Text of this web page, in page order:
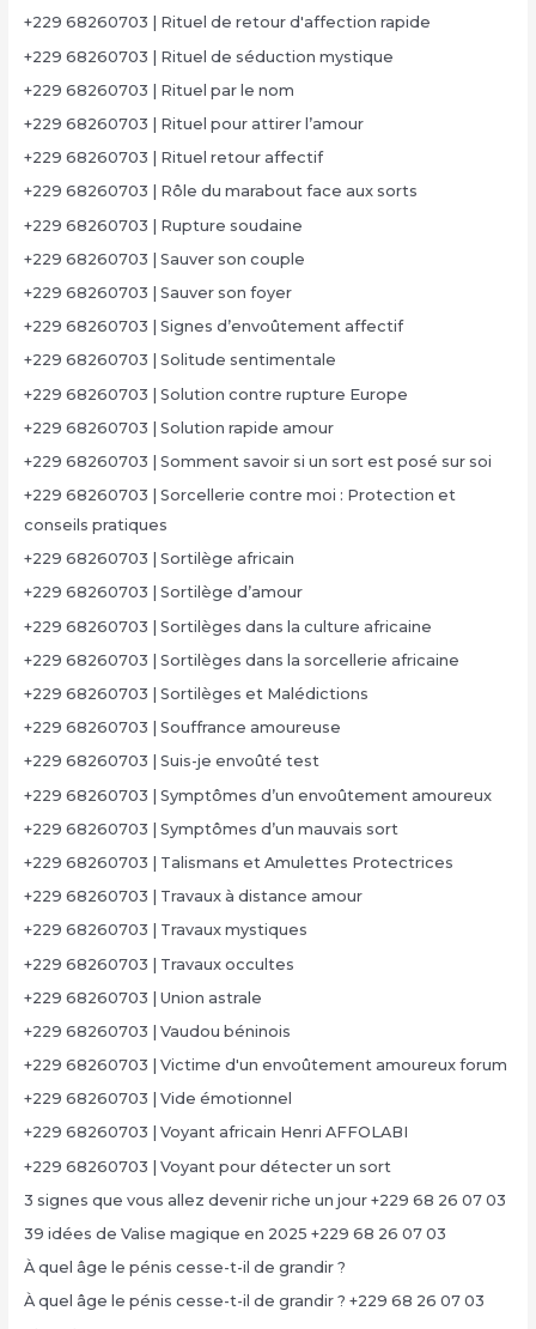
+229 68260703 | Rituel de retour d'affection rapide
+229 68260703 | Rituel de séduction mystique
+229 68260703 | Rituel par le nom
+229 68260703 | Rituel pour attirer l’amour
+229 68260703 | Rituel retour affectif
+229 68260703 | Rôle du marabout face aux sorts
+229 68260703 | Rupture soudaine
+229 68260703 | Sauver son couple
+229 68260703 | Sauver son foyer
+229 68260703 | Signes d’envoûtement affectif
+229 68260703 | Solitude sentimentale
+229 68260703 | Solution contre rupture Europe
+229 68260703 | Solution rapide amour
+229 68260703 | Somment savoir si un sort est posé sur soi
+229 68260703 | Sorcellerie contre moi : Protection et
conseils pratiques
+229 68260703 | Sortilège africain
+229 68260703 | Sortilège d’amour
+229 68260703 | Sortilèges dans la culture africaine
+229 68260703 | Sortilèges dans la sorcellerie africaine
+229 68260703 | Sortilèges et Malédictions
+229 68260703 | Souffrance amoureuse
+229 68260703 | Suis-je envoûté test
+229 68260703 | Symptômes d’un envoûtement amoureux
+229 68260703 | Symptômes d’un mauvais sort
+229 68260703 | Talismans et Amulettes Protectrices
+229 68260703 | Travaux à distance amour
+229 68260703 | Travaux mystiques
+229 68260703 | Travaux occultes
+229 68260703 | Union astrale
+229 68260703 | Vaudou béninois
+229 68260703 | Victime d'un envoûtement amoureux forum
+229 68260703 | Vide émotionnel
+229 68260703 | Voyant africain Henri AFFOLABI
+229 68260703 | Voyant pour détecter un sort
3 signes que vous allez devenir riche un jour +229 68 26 07 03
39 idées de Valise magique en 2025 +229 68 26 07 03
À quel âge le pénis cesse-t-il de grandir ?
À quel âge le pénis cesse-t-il de grandir ? +229 68 26 07 03